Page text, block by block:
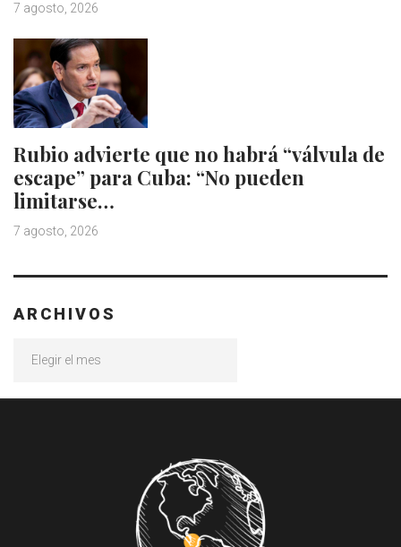
7 agosto, 2026
Rubio advierte que no habrá “válvula de
escape” para Cuba: “No pueden
limitarse…
7 agosto, 2026
ARCHIVOS